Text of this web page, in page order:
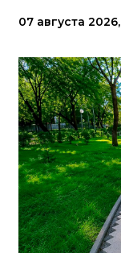
07 августа 2026,